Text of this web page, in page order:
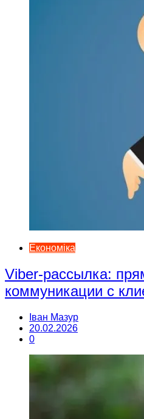
Економіка
Viber-рассылка:
коммуникации с
Іван Мазур
20.02.2026
0